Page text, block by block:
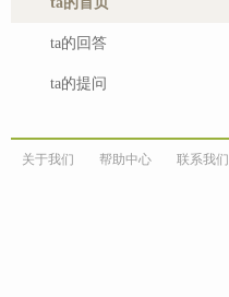
ta的回答
ta的提问
关于我们 帮助中心 联系我们